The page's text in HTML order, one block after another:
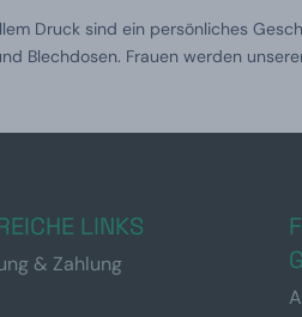
Druck sind ein persönliches
Blechdosen. Frauen werden
LINKS
& Zahlung